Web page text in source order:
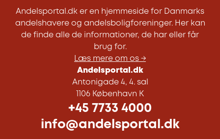
Andelsportal.dk er en hjemmeside for Danmarks
andelshavere og andelsboligforeninger. Her kan
de finde alle de informationer, de har eller får
brug for.
Læs mere om os →
Andelsportal.dk
Antonigade 4, 4. sal
1106 København K
+45 7733 4000
info@andelsportal.dk